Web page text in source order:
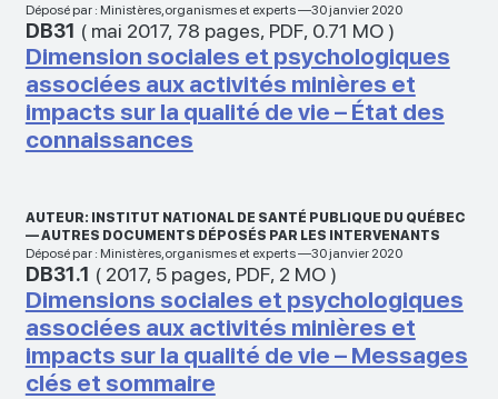
Déposé par : Ministères,organismes et experts —30 janvier 2020
DB31 ( mai 2017, 78 pages, PDF, 0.71 MO)
Dimension sociales et psychologiques
associées aux activités minières et
impacts sur la qualité de vie – État des
connaissances
AUTEUR: INSTITUT NATIONAL DE SANTÉ PUBLIQUE DU QUÉBEC
— AUTRES DOCUMENTS DÉPOSÉS PAR LES INTERVENANTS
Déposé par : Ministères,organismes et experts —30 janvier 2020
DB31.1 ( 2017, 5 pages, PDF, 2 MO)
Dimensions sociales et psychologiques
associées aux activités minières et
impacts sur la qualité de vie – Messages
clés et sommaire